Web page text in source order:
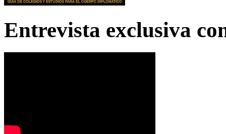
Entrevista exclusiva